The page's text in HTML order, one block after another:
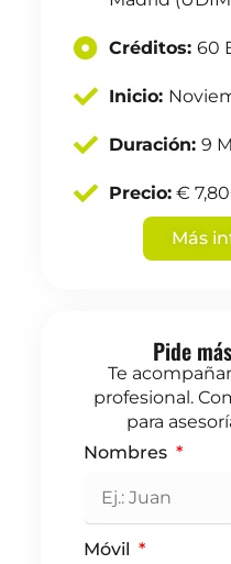
Créditos:60
Inicio:
Duración:9
Precio: €
Más
Pide
Te
profesional.
para
Nombres
Móvil